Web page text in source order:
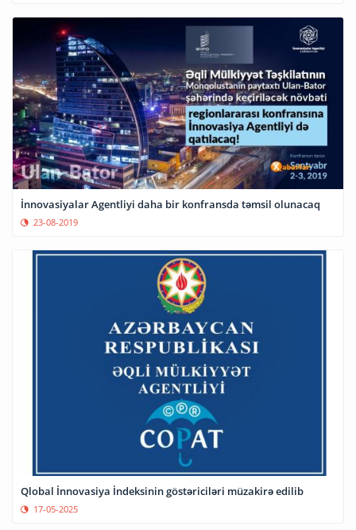
İnnovasiyalar Agentliyi daha bir konfransda təmsil olunacaq
23-08-2019
Qlobal İnnovasiya İndeksinin göstəriciləri müzakirə edilib
17-05-2025